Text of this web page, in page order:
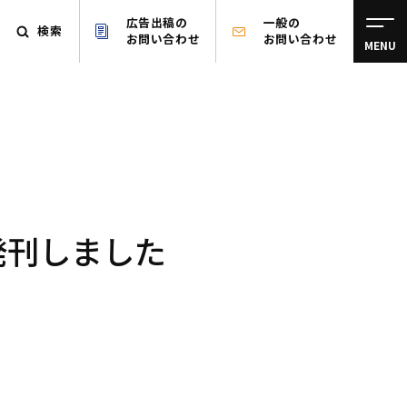
検索
広告出稿の
お問い合わせ
一般の
お問い合わせ
MENU
しました